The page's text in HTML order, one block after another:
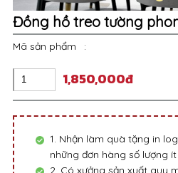
Đồng hồ treo tường
Mã sản phẩm :
1,850,000đ
1. Nhận làm quà tặng in
những đơn hàng số lượng
2. Có xưởng sản xuất quy